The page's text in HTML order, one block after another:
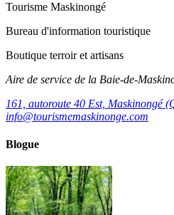
Tourisme Maskinongé
Bureau d'information touristique
Boutique terroir et artisans
Aire de service de la Baie-de-
161, autoroute 40 Est, Maskinongé
info@tourismemaskinonge.com
Blogue